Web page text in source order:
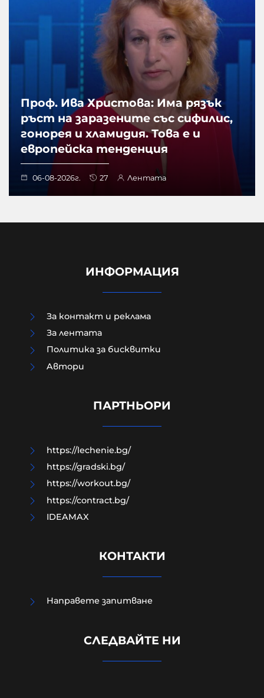
Проф. Ива Христова: Има рязък
ръст на заразените със сифилис,
гонорея и хламидия. Това е и
европейска тенденция
06-08-2026г. 27 Лентата
Модернизацията на бойната ни
години нехайство и саботажи
УНИЦЕФ: Израел убива средно по
„примирието“ от октомври 2025
ИНФОРМАЦИЯ
За контакт и реклама
За лентата
Политика за бисквитки
Aвтори
ПАРТНЬОРИ
https://lechenie.bg/
https://gradski.bg/
https://workout.bg/
https://contract.bg/
IDEAMAX
КОНТАКТИ
Направете запитване
СЛЕДВАЙТЕ НИ